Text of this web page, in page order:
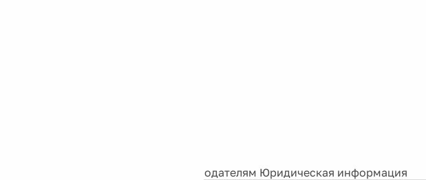
Рекламодателям Юридическая информация